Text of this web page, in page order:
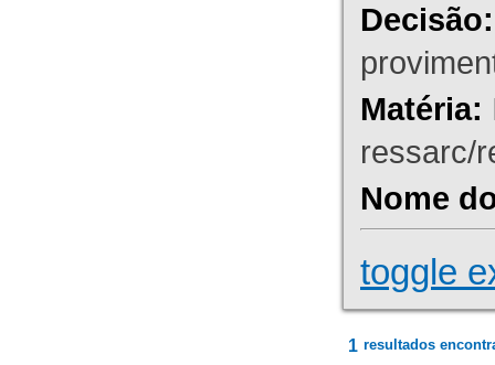
Decisão:
Matéria:
ressarc/
Nome
toggle
1 resultados